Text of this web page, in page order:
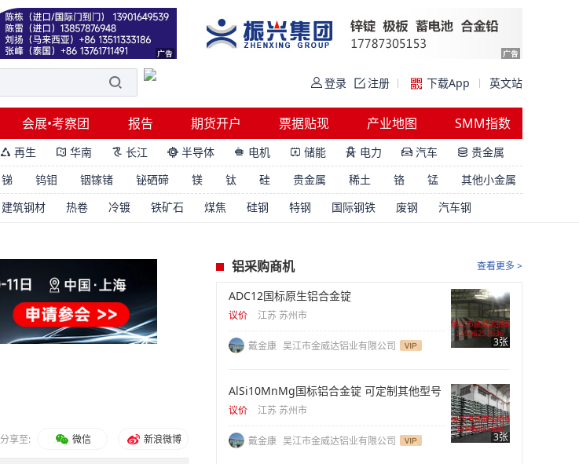
登录 注册 下载App 英文站
会展•考察团 报告 期货开户 票据贴现 产业地图 SMM指数
 再生  华南  长江  半导体  电机  储能  电力  汽车  贵金属
锑 钨钼 铟镓锗 铋硒碲 镁 钛 硅 贵金属 稀土 铬 锰
其他小金属
建筑钢材 热卷 冷镀 铁矿石 煤焦 硅钢 特钢 国际钢铁 废钢 汽车钢
分享至: 微信 新浪微博
铝采购商机 查看更多 >
ADC12国标原生铝合金锭
议价 江苏 苏州市
戴金康 吴江市金威达铝业有限公司 3张
AlSi10MnMg国标铝合金锭 可定制其他型号
议价 江苏 苏州市
戴金康 吴江市金威达铝业有限公司 3张